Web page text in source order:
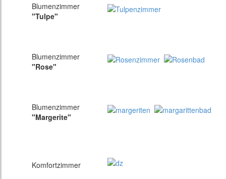
Blumenzimmer
"Tulpe"
Blumenzimmer
"Rose"
Blumenzimmer
"Margerite"
Komfortzimmer